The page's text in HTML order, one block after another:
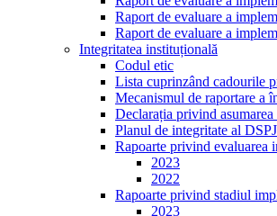
Raport de evaluare a
Raport de evaluare a
Integritatea instituțională
Codul etic
Lista cuprinzând cadourile
Mecanismul de raportare a
Declarația privind
Planul de integritate al
Rapoarte privind evaluarea
2023
2022
Rapoarte privind stadiul
2023